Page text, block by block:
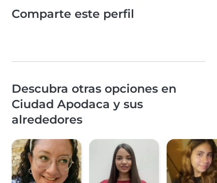
Comparte este perfil
Descubra otras opciones en
Ciudad Apodaca y sus
alrededores